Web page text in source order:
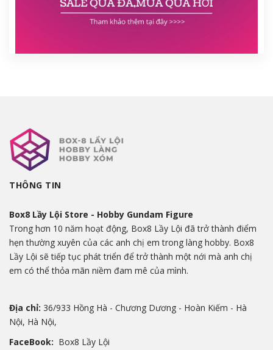
THÔNG TIN
Box8 Lầy Lội Store - Hobby Gundam Figure
Trong hơn 10 năm hoạt động, Box8 Lầy Lội đã trở thành điểm
hẹn thường xuyên của các anh chị em trong làng hobby. Box8
Lầy Lội sẽ tiếp tục phát triển để trở thành một nới mà anh chị
em có thể thỏa mãn niềm đam mê của mình.
Địa chỉ: 36/933 Hồng Hà - Chương Dương - Hoàn Kiếm - Hà
Nội, Hà Nội,
FaceBook: Box8 Lầy Lội